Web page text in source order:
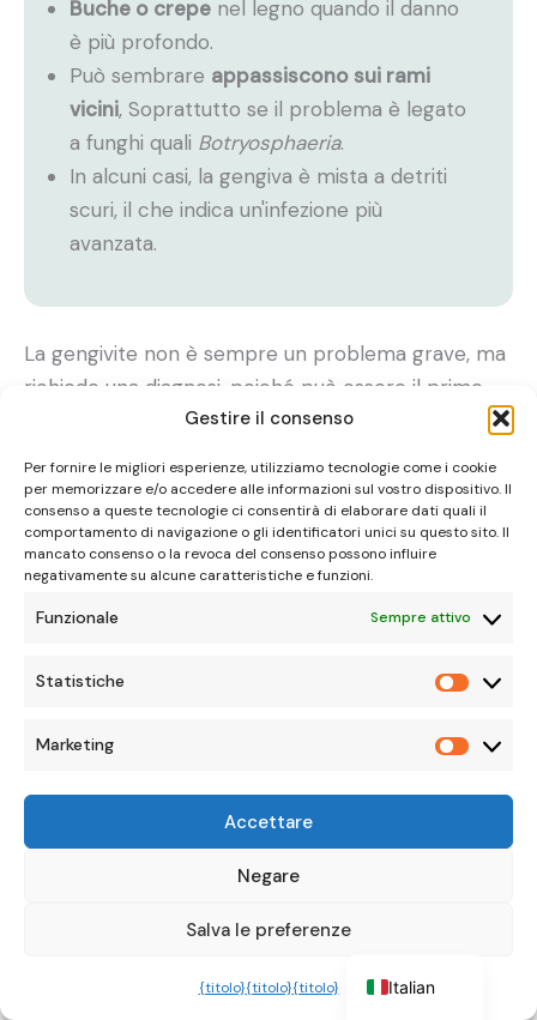
Gestire il consenso
Per fornire le migliori esperienze, utilizziamo tecnologie come i cookie
per memorizzare e/o accedere alle informazioni sul vostro dispositivo. Il
consenso a queste tecnologie ci consentirà di elaborare dati quali il
comportamento di navigazione o gli identificatori unici su questo sito. Il
mancato consenso o la revoca del consenso possono influire
negativamente su alcune caratteristiche e funzioni.
Funzionale Sempre attivo
Statistiche
Marketing
Accettare
Negare
Salva le preferenze
{titolo}{titolo}{titolo}
Buche o crepe nel legno quando il danno
è più profondo.
Può sembrare appassiscono sui rami
vicini, Soprattutto se il problema è legato
a funghi quali Botryosphaeria.
In alcuni casi, la gengiva è mista a detriti
scuri, il che indica un'infezione più
avanzata.
La gengivite non è sempre un problema grave, ma
richiede una diagnosi, poiché può essere il primo
segno di malattie del legno.
Come trattarlo
Il trattamento della gengivite dipende dalla causa,
ma le misure generali più efficaci sono:
Verificare la
Potatura dei tessuti colpitise l'area è
necrotica, tagliare sempre al di sotto del
danno e disinfettare gli strumenti.
(di solito a base di rame) quando si
Migliorare il drenaggio del suolo ed
Italian